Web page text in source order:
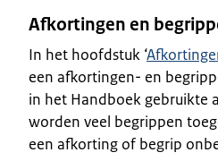
Afkortingen en
In het hoofdstuk ‘
een afkortingen- en
in het Handboek gebruikte
worden veel begrippen
een afkorting of begrip